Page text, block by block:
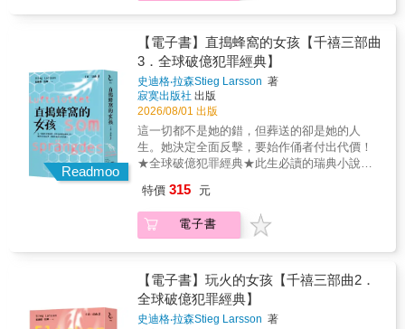
暖到令人不想結束的擁抱。」──Laurie
Elizabeth Flynn，《The Girls Are All So Nice
Here》作者♥「完美無瑕，引人大笑，溫暖人
心，創作技巧高超。歡樂的閱讀經驗。」
──India Holton，《The League of
Gentlewomen Witches》作者♥「溫暖、迷人，
令人大笑不斷。」──S. L. Huang，《Zero
Sum Game》作者♥「就像一杯完美的茶，層次
豐富、精心沖泡，帶著一絲幽默與溫暖甜美的
餘韻。」──Amy Clarke，《Girl, 11》作者
們證明：千萬別惹愛管閒事的姨母。」──Julie
Tieu，《Circling Back to You》作者讀者五星
好評★★★★★♥「我的生活需要薇拉，還有她
理小說，你絕對會愛上這本書。」♥「全書充滿
溫情、美食，以及那些出自善意的愛管閒
事。」♥「這完全是我的菜！」
麻辣烤鯉魚，觀察眾人吃飯的神情，猜出嫌疑
在茶香中卸下心防。7. 帶三層提盒塔的菜潛入
網紅派對，靠中式叉燒肉和椒鹽鮮魷征服全
場。＼好看又得獎 薇拉阿姨備受獎項肯定／
★2025年 Goodreads 讀者票選獎「最愛推理懸
疑小說」入圍★2025年《紐約時報》最佳推理
小說★2026年愛倫坡獎「Lilian Jackson Braun
紀念獎」入圍★2026年Audie獎「最佳推理有聲
書」決選入圍❥關於故事偵破茶館命案後，薇
的朋友，而且兒子提利終於脫單了！對象正是
上次辦案的瑟琳娜警官。儘管這一切改變很圓
滿，但薇拉心底仍不滿足，她還有一個小願望
──如果能再有一樁謀殺案讓她動腦……(咦?!)
女子，更在到提利屋裡幫忙照顧貓之際，「不
小心」在兒子女友公事包裡翻到警方的卷宗，
得知有名神祕網紅剛剛離奇死亡，而「他」正
是女子宣稱已經失蹤的友人。只是此人的友
那裡能提供庇護。也許森林裡還有別人，某個
能救他的人。」「她慢慢踏入水中，感受寒意
升起，那一刻終於來到……她轉動旋鈕。」森
林深處，男人正在躲避追殺深沉水域裡，女人
正布局毀滅一切而地底之下，枯骨早已靜候多
時一場深夜的轟天巨響，澳洲第一大河的調節
堰遭人炸毀，古老的森林再度被洪水淹沒。剛
晉升成凶案組警探的芮爾，與伊凡前往自己的
故鄉展開調查，在一處調節池中發現頭部遭槍
擊、年代追溯至二戰的男性屍骨。凶手可能早
頭視為「歸檔了事」的差事，絕非芮爾所期待
的精采首案。然而，她錯了。隨著深入追查，
森林中相繼發現更多遺骸，芮爾開始懷疑那些
乃至於自己的家族——他們究竟隱藏著什麼？
她發現自己身陷一場遠比預期更凶險的調查。
真相，究竟值多少代價？而她，還剩多少籌碼
Readmoo
【電子書】直搗蜂窩的女孩【千禧三部曲
3．全球破億犯罪經典】
史迪格‧拉森Stieg Larsson 著
寂寞出版社 出版
2026/08/01 出版
這一切都不是她的錯，但葬送的卻是她的人
生。她決定全面反擊，要始作俑者付出代價！
★全球破億犯罪經典★此生必讀的瑞典小說家
「全球文化現象」讓「莎蘭德」成為每個世代
都想詮釋的現象級IP！繼瑞典三部曲電影、大
衛‧芬奇好萊塢電影之後，英國Sky與《王冠》
☆★（收錄於《龍紋身的女孩》） ☆新版紙張
輕薄易翻閱‧暢快閱讀無負擔☆★《直搗蜂窩的
女孩》超過六百頁，很少人能讓每一頁都如此
具有可讀性，但拉森辦到了。這是個了不起的
特價 315 元
電子書
【電子書】玩火的女孩【千禧三部曲2．
全球破億犯罪經典】
史迪格‧拉森Stieg Larsson 著